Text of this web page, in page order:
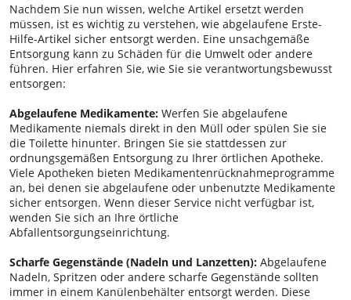
Nachdem Sie nun wissen, welche Artikel ersetzt werden
müssen, ist es wichtig zu verstehen, wie abgelaufene Erste-
Hilfe-Artikel sicher entsorgt werden. Eine unsachgemäße
Entsorgung kann zu Schäden für die Umwelt oder andere
führen. Hier erfahren Sie, wie Sie sie verantwortungsbewusst
entsorgen:
Abgelaufene Medikamente: Werfen Sie abgelaufene
Medikamente niemals direkt in den Müll oder spülen Sie sie
die Toilette hinunter. Bringen Sie sie stattdessen zur
ordnungsgemäßen Entsorgung zu Ihrer örtlichen Apotheke.
Viele Apotheken bieten Medikamentenrücknahmeprogramme
an, bei denen sie abgelaufene oder unbenutzte Medikamente
sicher entsorgen. Wenn dieser Service nicht verfügbar ist,
wenden Sie sich an Ihre örtliche
Abfallentsorgungseinrichtung.
Scharfe Gegenstände (Nadeln und Lanzetten): Abgelaufene
Nadeln, Spritzen oder andere scharfe Gegenstände sollten
immer in einem Kanülenbehälter entsorgt werden. Diese